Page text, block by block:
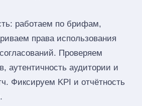
работаем по брифам,
права использования
Проверяем
аутентичность аудитории и
Фиксируем KPI и отчётность